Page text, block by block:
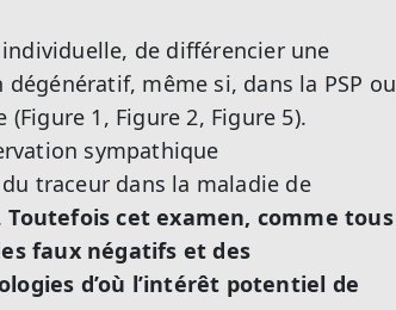
individuelle, de différencier une
même si, dans la PSP ou
1, Figure 2, Figure 5).
sympathique
traceur dans la maladie de
Toutefois cet examen, comme tous
faux négatifs et des
d’où l’intérêt potentiel de